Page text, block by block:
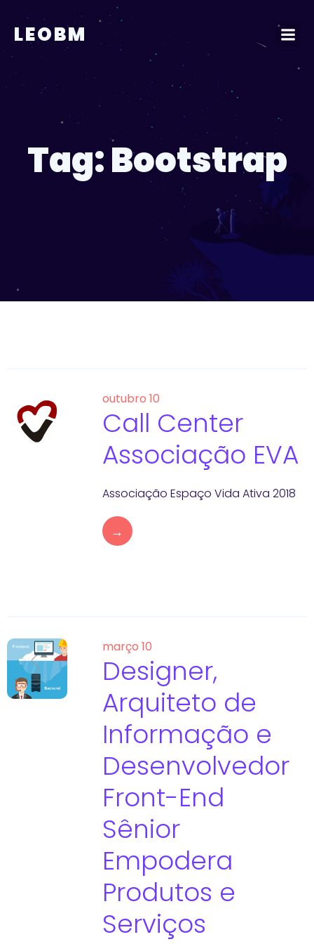
conteúdo
LEOBM
Tag:Bootstrap
outubro 10
Call Center
Associação EVA
Associação Espaço Vida Ativa 2018
→
março 10
Designer,
Arquiteto de
Informação e
Desenvolvedor
Front-End
Sênior
Empodera
Produtos e
Serviços